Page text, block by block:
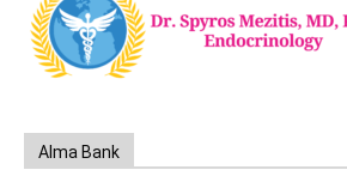
Alma Bank